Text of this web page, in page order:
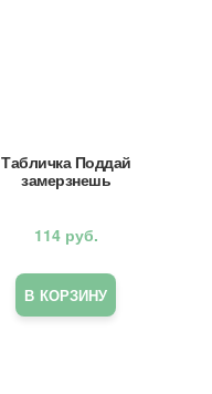
Табличка Поддай
замерзнешь
114руб.
В КОРЗИНУ